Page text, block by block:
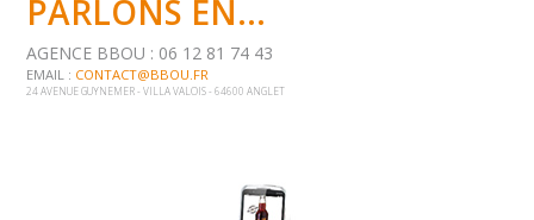
PARLONS EN...
AGENCE BBOU : 06 12 81 74 43
EMAIL : CONTACT@BBOU.FR
24 AVENUE GUYNEMER - VILLA VALOIS - 64600 ANGLET